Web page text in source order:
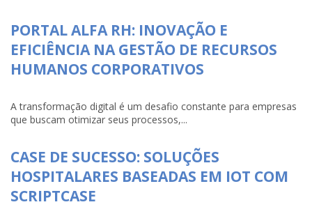
PORTAL ALFA RH: INOVAÇÃO E
EFICIÊNCIA NA GESTÃO DE RECURSOS
HUMANOS CORPORATIVOS
A transformação digital é um desafio constante para empresas
que buscam otimizar seus processos,...
CASE DE SUCESSO: SOLUÇÕES
HOSPITALARES BASEADAS EM IOT COM
SCRIPTCASE